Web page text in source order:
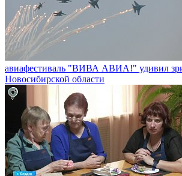
авиафестиваль "ВИВА АВИА!" удивил
Новосибирской области